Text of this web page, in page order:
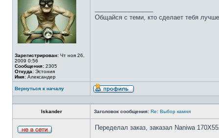
Зарегистрирован: Чт ноя 26,
2009 0:56
Сообщения: 2305
Откуда: Эстония
Имя: Александер
Общайся с теми, кто сделает тебя
Вернуться к началу
Iskander Заголовок сообщения: Re: Выбор камня
Переделал заказ, заказал Naniwa